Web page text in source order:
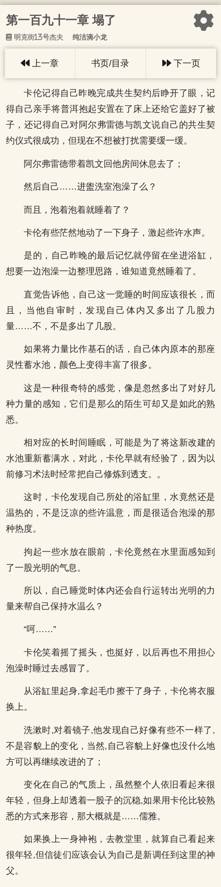
第一百九十一章 塌了
明克街13号杰夫 纯洁滴小龙
上一章 书页/目录 下一页
卡伦记得自己昨晚完成共生契约后睁开了眼，记
得自己亲手将普洱抱起安置在了床上还给它盖好了被
子，还记得自己对阿尔弗雷德与凯文说自己的共生契
约仪式很成功，但现在不想被打扰需要缓一缓。
阿尔弗雷德带着凯文回他房间休息去了；
然后自己……进盥洗室泡澡了么？
而且，泡着泡着就睡着了？
卡伦有些茫然地动了一下身子，激起些许水声。
是的，自己昨晚的最后记忆就停留在坐进浴缸，
想要一边泡澡一边整理思路，谁知道竟然睡着了。
直觉告诉他，自己这一觉睡的时间应该很长，而
且，当他自审时，发现自己体内又多出了几股力
量……不，不是多出了几股。
如果将力量比作基石的话，自己体内原本的那座
灵性蓄水池，颜色上变得丰富了很多。
这是一种很奇特的感觉，像是忽然多出了对好几
种力量的感知，它们是那么的陌生可却又是如此的熟
悉。
相对应的长时间睡眠，可能是为了将这新改建的
水池重新蓄满水，对此，卡伦早就有经验了，因为以
前修习术法时经常把自己修炼到透支。。
这时，卡伦发现自己所处的浴缸里，水竟然还是
温热的，不是泛凉的些许温意，而是很适合泡澡的那
种热度。
拘起一些水放在眼前，卡伦竟然在水里面感知到
了一股光明的气息。
所以，自己睡觉时体内还会自行运转出光明的力
量来帮自己保持水温么？
“呵……”
卡伦笑着摇了摇头，也挺好，以后再也不用担心
泡澡时睡过去感冒了。
从浴缸里起身,拿起毛巾擦干了身子，卡伦将衣服
换上。
洗漱时,对着镜子,他发现自己好像有些不一样了,
不是容貌上的变化，当然,自己容貌上好像也没什么地
方可以再继续改进的了；
变化在自己的气质上，虽然整个人依旧看起来很
年轻，但身上却透着一股子的沉稳,如果用卡伦比较熟
悉的方式来形容，那大概就是……儒雅。
如果换上一身神袍，去教堂里，就算自己看起来
很年轻,但信徒们应该会认为自己是新调任到这里的神
父。